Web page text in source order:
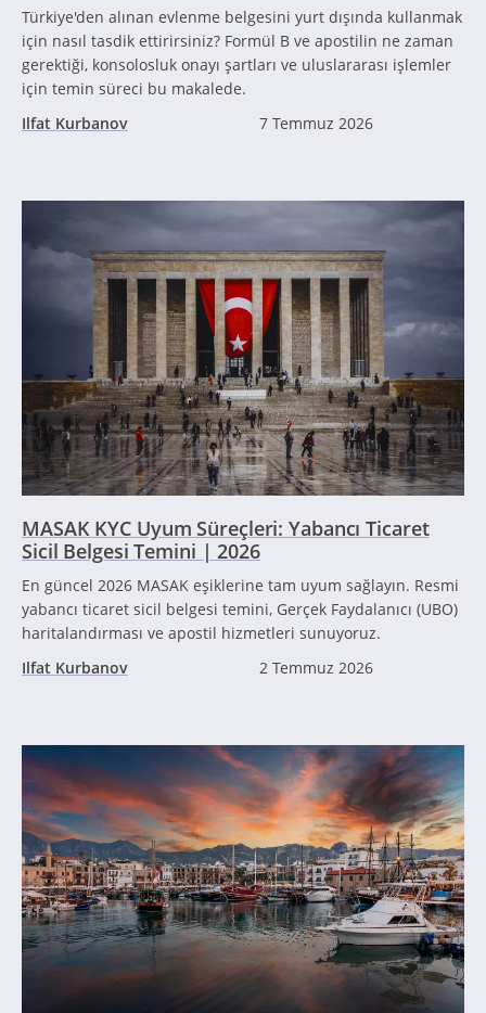
Türkiye'den alınan evlenme belgesini yurt dışında kullanmak
için nasıl tasdik ettirirsiniz? Formül B ve apostilin ne zaman
gerektiği, konsolosluk onayı şartları ve uluslararası işlemler
için temin süreci bu makalede.
Ilfat Kurbanov
7 Temmuz 2026
MASAK KYC Uyum Süreçleri: Yabancı Ticaret
Sicil Belgesi Temini | 2026
En güncel 2026 MASAK eşiklerine tam uyum sağlayın. Resmi
yabancı ticaret sicil belgesi temini, Gerçek Faydalanıcı (UBO)
haritalandırması ve apostil hizmetleri sunuyoruz.
Ilfat Kurbanov
2 Temmuz 2026